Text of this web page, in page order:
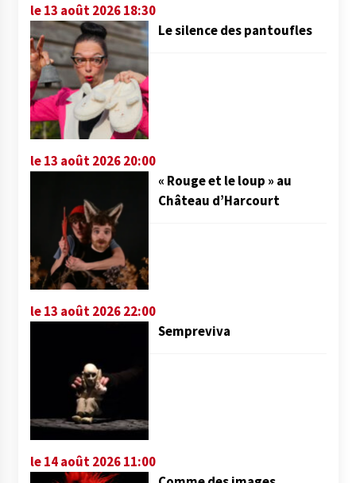
le 13 août 2026 18:30
Le silence des pantoufles
le 13 août 2026 20:00
« Rouge et le loup » au
Château d’Harcourt
le 13 août 2026 22:00
Sempreviva
le 14 août 2026 11:00